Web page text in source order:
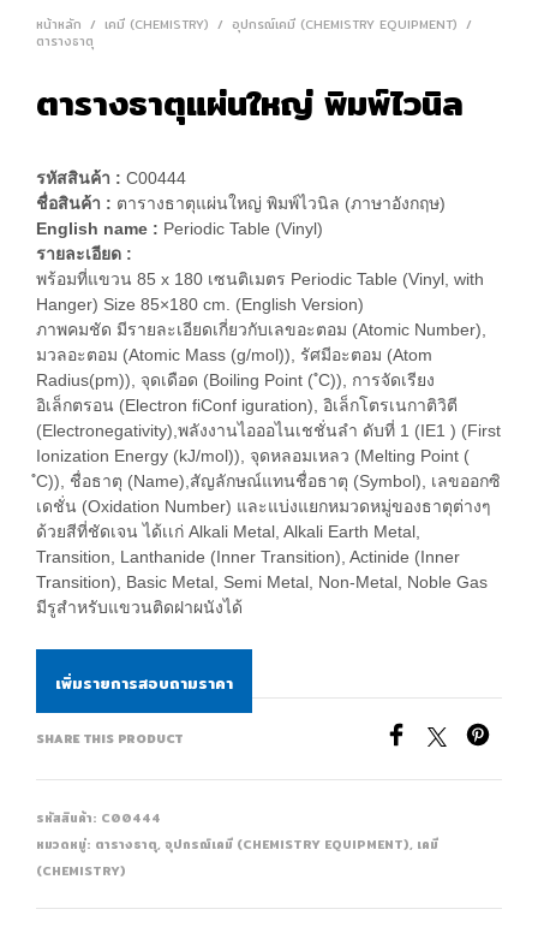
หน้าหลัก / เคมี (CHEMISTRY) / อุปกรณ์เคมี (CHEMISTRY EQUIPMENT) /
ตารางธาตุ
ตารางธาตุแผ่นใหญ่ พิมพ์ไวนิล
รหัสสินค้า : C00444
ชื่อสินค้า : ตารางธาตุแผ่นใหญ่ พิมพ์ไวนิล (ภาษาอังกฤษ)
English name : Periodic Table (Vinyl)
รายละเอียด :
พร้อมที่แขวน 85 x 180 เซนติเมตร Periodic Table (Vinyl, with
Hanger) Size 85×180 cm. (English Version)
ภาพคมชัด มีรายละเอียดเกี่ยวกับเลขอะตอม (Atomic Number),
มวลอะตอม (Atomic Mass (g/mol)), รัศมีอะตอม (Atom
Radius(pm)), จุดเดือด (Boiling Point ( ํC)), การจัดเรียง
อิเล็กตรอน (Electron fiConf iguration), อิเล็กโตรเนกาติวิตี
(Electronegativity),พลังงานไอออไนเชชั่นลำ ดับที่ 1 (IE1 ) (First
Ionization Energy (kJ/mol)), จุดหลอมเหลว (Melting Point (
ํC)), ชื่อธาตุ (Name),สัญลักษณ์แทนชื่อธาตุ (Symbol), เลขออกซิ
เดชั่น (Oxidation Number) และแบ่งแยกหมวดหมู่ของธาตุต่างๆ
ด้วยสีที่ชัดเจน ได้เเก่ Alkali Metal, Alkali Earth Metal,
Transition, Lanthanide (Inner Transition), Actinide (Inner
Transition), Basic Metal, Semi Metal, Non-Metal, Noble Gas
มีรูสำหรับแขวนติดฝาผนังได้
เพิ่มรายการสอบถามราคา
SHARE THIS PRODUCT
รหัสสินค้า: C00444
หมวดหมู่: ตารางธาตุ, อุปกรณ์เคมี (CHEMISTRY EQUIPMENT), เคมี
(CHEMISTRY)